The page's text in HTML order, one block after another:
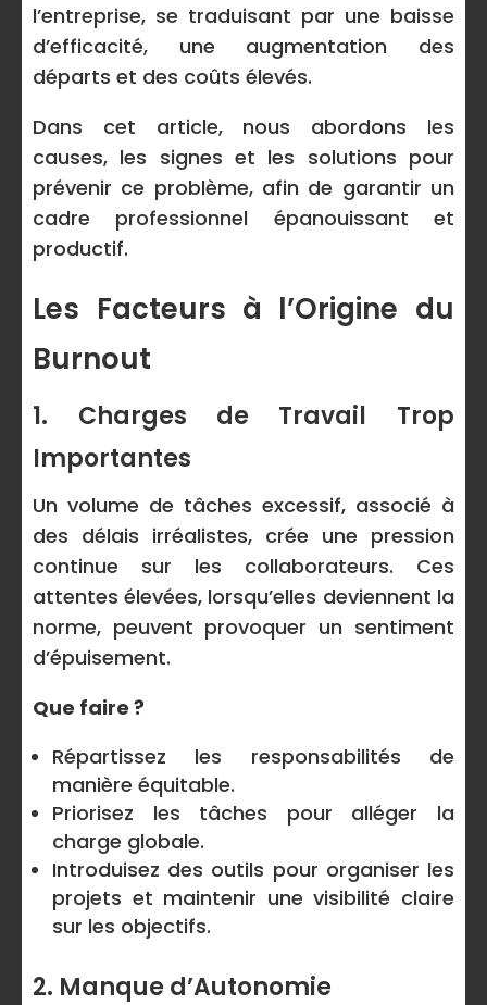
l’entreprise, se traduisant par une baisse
d’efficacité, une augmentation des
départs et des coûts élevés.
Dans cet article, nous abordons les
causes, les signes et les solutions pour
prévenir ce problème, afin de garantir un
cadre professionnel épanouissant et
productif.
Les Facteurs à l’Origine du
Burnout
1. Charges de Travail Trop
Importantes
Un volume de tâches excessif, associé à
des délais irréalistes, crée une pression
continue sur les collaborateurs. Ces
attentes élevées, lorsqu’elles deviennent la
norme, peuvent provoquer un sentiment
d’épuisement.
Que faire ?
Répartissez les responsabilités de
manière équitable.
Priorisez les tâches pour alléger la
charge globale.
Introduisez des outils pour organiser les
projets et maintenir une visibilité claire
sur les objectifs.
2. Manque d’Autonomie